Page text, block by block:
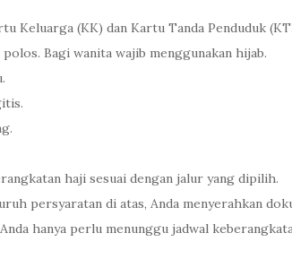
Keluarga (KK) dan Kartu Tanda Penduduk
Bagi wanita wajib menggunakan hijab.
haji sesuai dengan jalur yang dipilih.
persyaratan di atas, Anda menyerahkan
hanya perlu menunggu jadwal